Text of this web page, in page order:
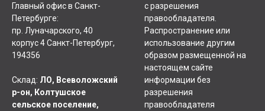
Главный офис в Санкт-
Петербурге:
пр. Луначарского, 40
корпус 4 Санкт-Петербург,
194356
Склад: ЛО, Всеволожский
р-он, Колтушское
сельское поселение,
с разрешения
правообладателя.
Распространение или
использование другим
образом размещенной на
настоящем сайте
информации без
разрешения
правообладателя